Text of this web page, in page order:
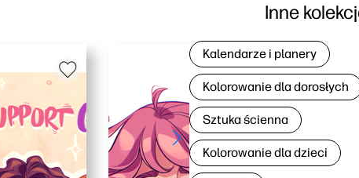
Inne
Kalendarze i planery
Kolorowanie dla dorosłych
Sztuka ścienna
Kolorowanie dla dzieci